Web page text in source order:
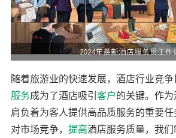
随着旅游业的快速发展，酒店行业竞
服务成为了酒店吸引客户的关键。作
肩负着为客人提供高品质服务的重要
对市场竞争， 提高酒店服务质量，我